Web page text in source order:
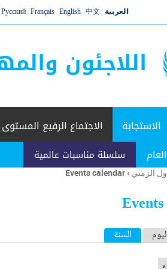
العربية 中文
English
Français
Русский
اللاجئون
الاستجابة
سلسلة مناسبات عالمية
الاجتماع الرفيع المستوى
الزمني ›
Events calendar
السنة (علامة التبويب النشطة)